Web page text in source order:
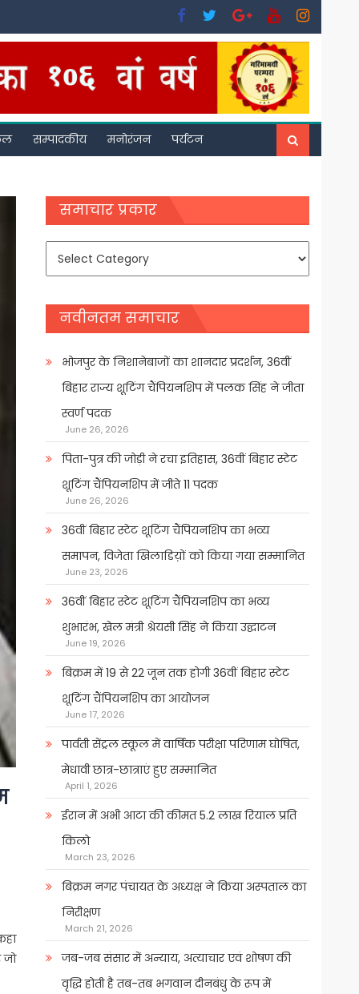
सम्पादकीय मनोरंजन पर्यटन
समाचार प्रकार
समाचार
नवीनतम समाचार
भोजपुर के निशानेबाजों का शानदार प्रदर्शन, 36वीं
बिहार राज्य शूटिंग चैंपियनशिप में पलक सिंह ने जीता
स्वर्ण पदक
June 26, 2026
पिता-पुत्र की जोड़ी ने रचा इतिहास, 36वीं बिहार स्टेट
शूटिंग चैंपियनशिप में जीते 11 पदक
June 26, 2026
36वीं बिहार स्टेट शूटिंग चैंपियनशिप का भव्य
समापन, विजेता खिलाडिय़ों को किया गया सम्मानित
June 23, 2026
36वीं बिहार स्टेट शूटिंग चैंपियनशिप का भव्य
शुभारंभ, खेल मंत्री श्रेयसी सिंह ने किया उद्घाटन
June 19, 2026
बिक्रम में 19 से 22 जून तक होगी 36वीं बिहार स्टेट
शूटिंग चैंपियनशिप का आयोजन
June 17, 2026
पार्वती सेंट्रल स्कूल में वार्षिक परीक्षा परिणाम घोषित,
मेधावी छात्र-छात्राएं हुए सम्मानित
April 1, 2026
ईरान में अभी आटा की कीमत 5.2 लाख रियाल प्रति
किलो
March 23, 2026
बिक्रम नगर पंचायत के अध्यक्ष ने किया अस्पताल का
निरीक्षण
March 21, 2026
जब-जब संसार में अन्याय, अत्याचार एवं शोषण की
वृद्धि होती है तब-तब भगवान दीनबंधु के रूप में